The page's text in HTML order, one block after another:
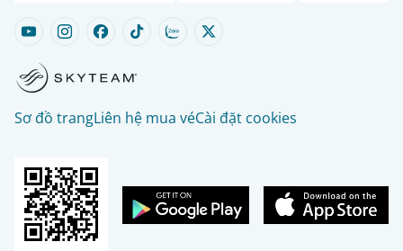
Sơ đồ trangLiên hệ mua véCài đặt cookies